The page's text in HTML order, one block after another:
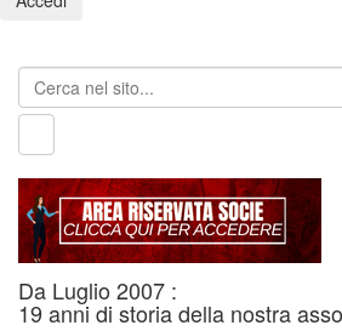
Da Luglio 2007 :
19 anni di storia della nostra